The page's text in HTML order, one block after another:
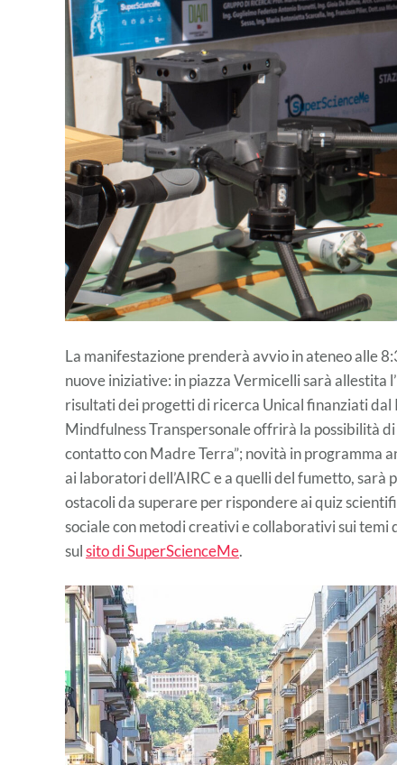
La manifestazione prenderà avvio in ateneo alle
nuove iniziative: in piazza Vermicelli sarà allestita l’
risultati dei progetti di ricerca Unical finanziati dal
Mindfulness Transpersonale offrirà la possibilità
contatto con Madre Terra”; novità in programma
ai laboratori dell’AIRC e a quelli del fumetto,
ostacoli da superare per rispondere ai quiz
sociale con metodi creativi e collaborativi sui temi
sulsito di SuperScienceMe.